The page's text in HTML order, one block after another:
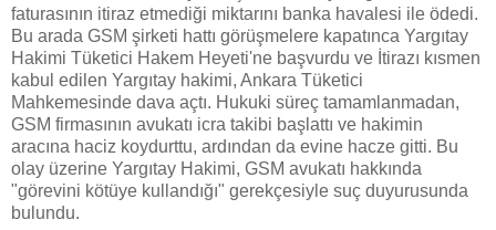
faturasının itiraz etmediği miktarını banka havalesi ile ödedi.
Bu arada GSM şirketi hattı görüşmelere kapatınca Yargıtay
Hakimi Tüketici Hakem Heyeti'ne başvurdu ve İtirazı kısmen
kabul edilen Yargıtay hakimi, Ankara Tüketici
Mahkemesinde dava açtı. Hukuki süreç tamamlanmadan,
GSM firmasının avukatı icra takibi başlattı ve hakimin
aracına haciz koydurttu, ardından da evine hacze gitti. Bu
olay üzerine Yargıtay Hakimi, GSM avukatı hakkında
"görevini kötüye kullandığı" gerekçesiyle suç duyurusunda
bulundu.